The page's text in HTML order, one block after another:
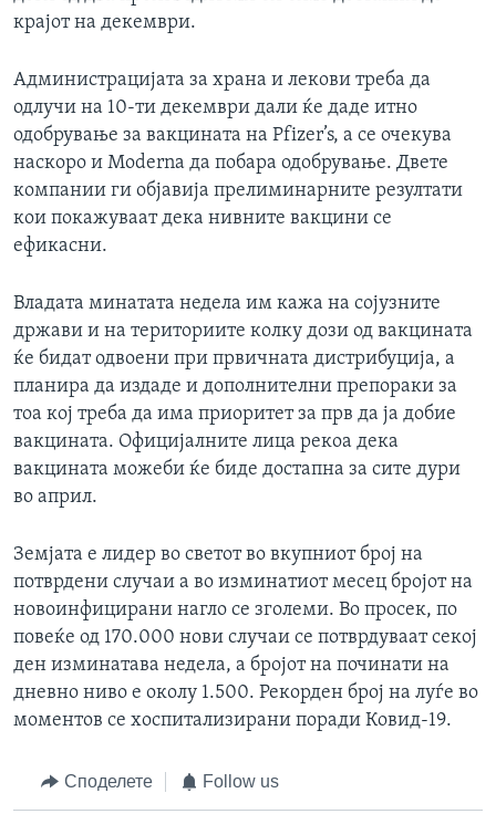
крајот на декември.
Администрацијата за храна и лекови треба да
одлучи на 10-ти декември дали ќе даде итно
одобрување за вакцината на Pfizer’s, а се очекува
наскоро и Moderna да побара одобрување. Двете
компании ги објавија прелиминарните резултати
кои покажуваат дека нивните вакцини се
ефикасни.
Владата минатата недела им кажа на сојузните
држави и на териториите колку дози од вакцината
ќе бидат одвоени при првичната дистрибуција, а
планира да издаде и дополнителни препораки за
тоа кој треба да има приоритет за прв да ја добие
вакцината. Официјалните лица рекоа дека
вакцината можеби ќе биде достапна за сите дури
во април.
Земјата е лидер во светот во вкупниот број на
потврдени случаи а во изминатиот месец бројот на
новоинфицирани нагло се зголеми. Во просек, по
повеќе од 170.000 нови случаи се потврдуваат секој
ден изминатава недела, а бројот на починати на
дневно ниво е околу 1.500. Рекорден број на луѓе во
моментов се хоспитализирани поради Ковид-19.
Споделете Follow us